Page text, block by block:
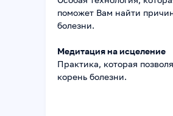
поможет Вам найти
болезни.
Медитация на исцеление
Практика, которая
корень болезни.